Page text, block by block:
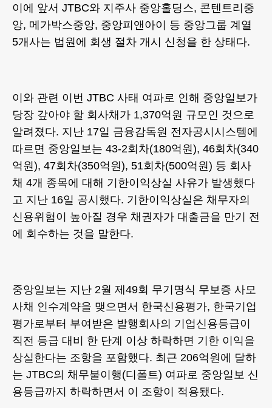
이에 앞서 JTBC와 지주사 중앙홀딩스, 콘텐트리중
앙, 메가박스중앙, 중앙피앤아이 등 중앙그룹 계열
5개사는 법원에 회생 절차 개시 신청을 한 상태다.
이와 관련 이번 JTBC 사태 여파로 인해 중앙일보가
당장 갚아야 할 회사채가 1,370억원 규모인 것으로
알려졌다. 지난 17일 금융감독원 전자공시시스템에
따르면 중앙일보는 43-2회차(180억원), 46회차(340
억원), 47회차(350억원), 51회차(500억원) 등 회사
채 4개 종목에 대해 기한이익상실 사유가 발생했다
고 지난 16일 공시했다. 기한이익상실은 채무자의
신용위험이 높아질 경우 채권자가 대출금을 만기 전
에 회수하는 것을 말한다.
중앙일보는 지난 2월 제49회 무기명식 무보증 사모
사채 인수계약을 맺으면서 한국신용평가, 한국기업
평가로부터 부여받은 발행회사의 기업신용등급이
직전 등급 대비 한 단계 이상 하락하면 기한 이익을
상실한다는 조항을 포함했다. 최근 206억원에 달하
는 JTBC의 채무불이행(디폴트) 여파로 중앙일보 신
용등급까지 하락하면서 이 조항이 적용됐다.